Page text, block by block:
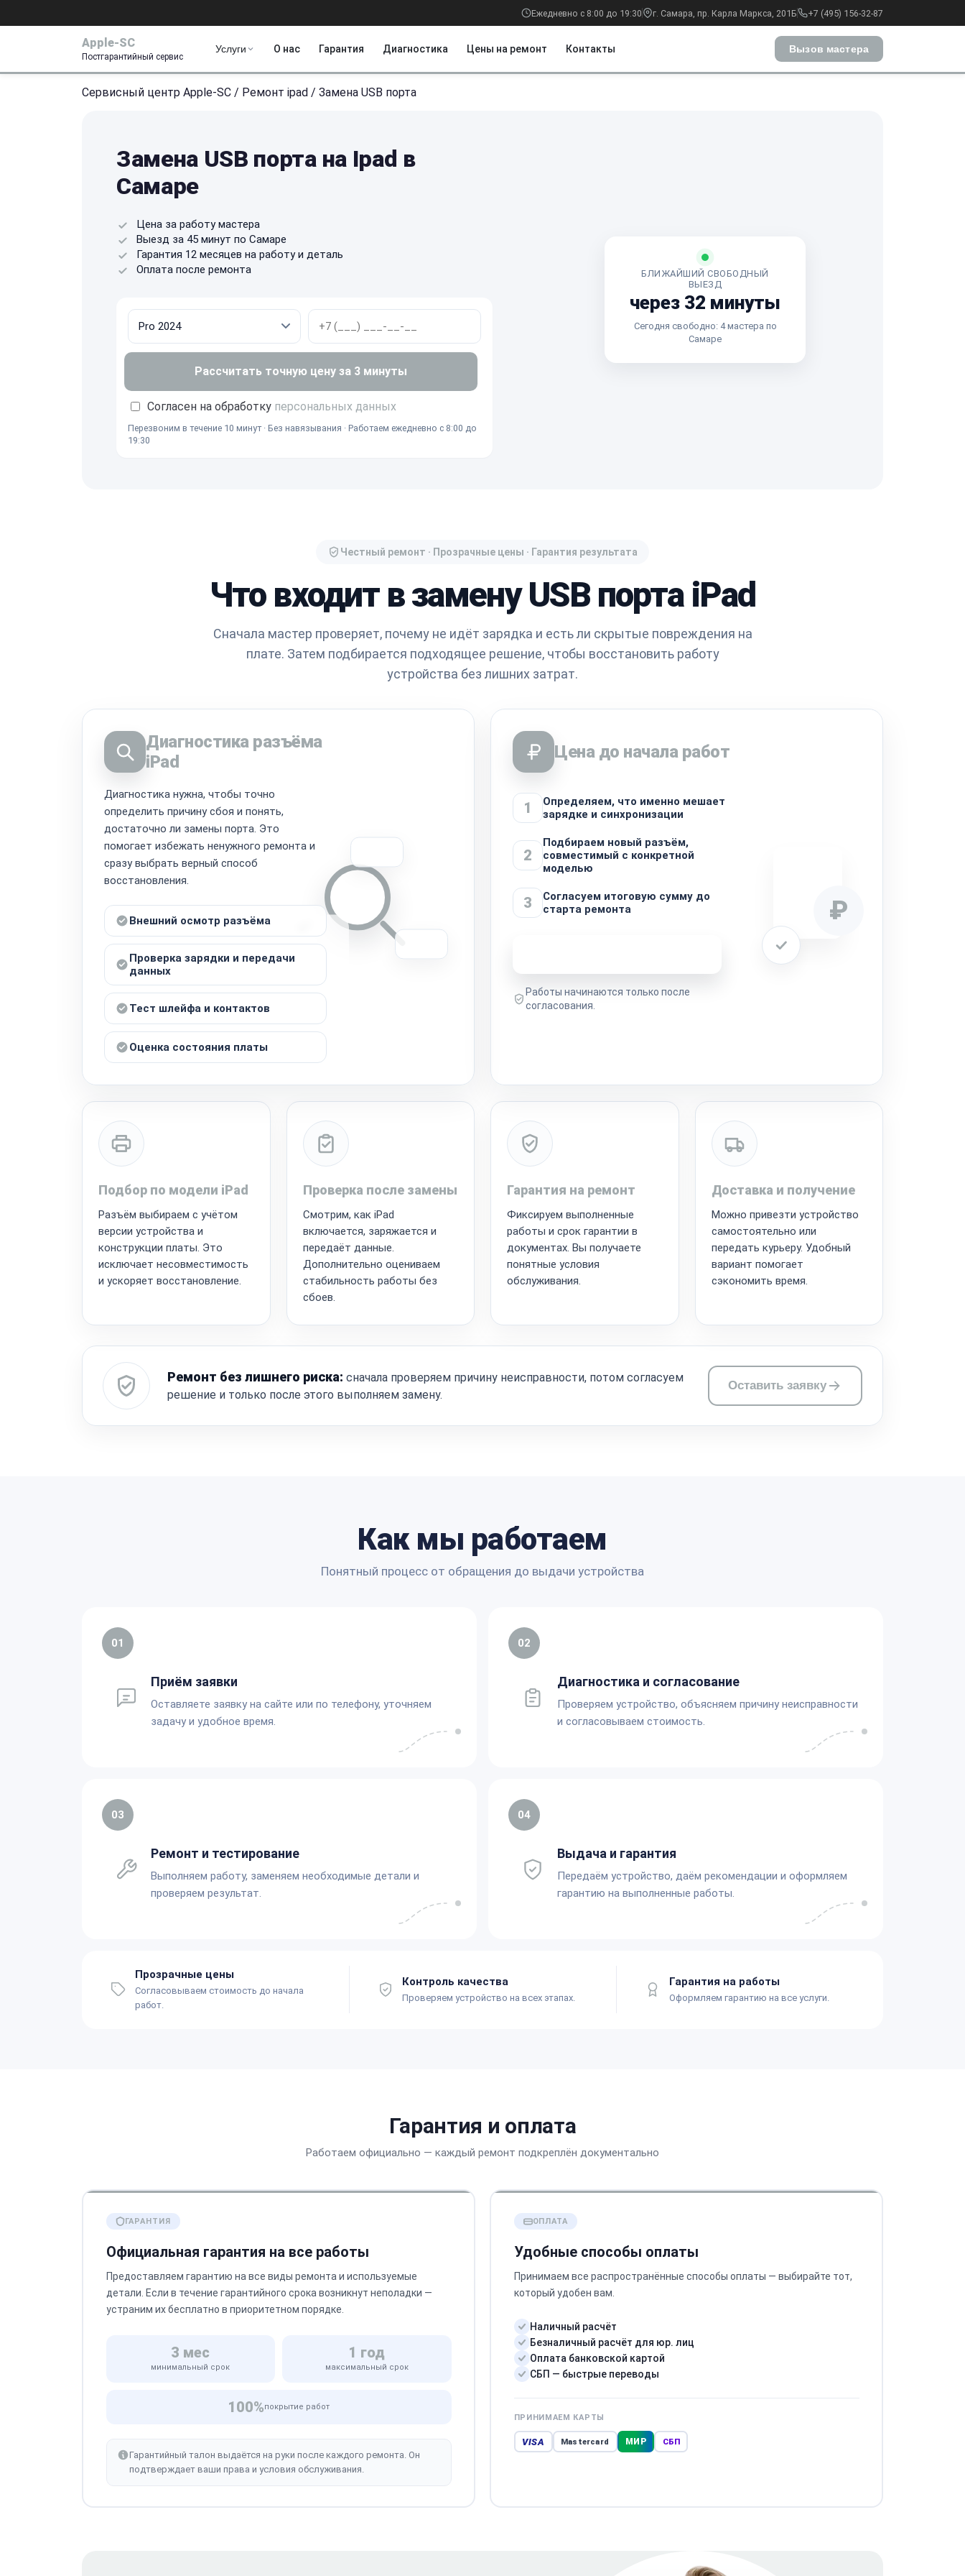
Ежедневно с 8:00 до 19:30 г. Самара, пр. Карла Маркса, 201Б +7 (495) 156-32-87
Apple-SC
Постгарантийный сервис
Услуги О нас Гарантия Диагностика Цены на ремонт Контакты Вызов мастера
Сервисный центр Apple-SC / Ремонт ipad / Замена USB порта
Замена USB порта на Ipad в
Самаре
Цена за работу мастера
Выезд за 45 минут по Самаре
Гарантия 12 месяцев на работу и деталь
Оплата после ремонта
Рассчитать точную цену за 3 минуты
Согласен на обработку персональных данных
Перезвоним в течение 10 минут · Без навязывания · Работаем ежедневно с 8:00 до
19:30
БЛИЖАЙШИЙ СВОБОДНЫЙ
ВЫЕЗД
через 32 минуты
Сегодня свободно: 4 мастера по
Самаре
Честный ремонт · Прозрачные цены · Гарантия результата
Что входит в замену USB порта iPad
Сначала мастер проверяет, почему не идёт зарядка и есть ли скрытые повреждения на
плате. Затем подбирается подходящее решение, чтобы восстановить работу
устройства без лишних затрат.
Диагностика разъёма
iPad
Диагностика нужна, чтобы точно
определить причину сбоя и понять,
достаточно ли замены порта. Это
помогает избежать ненужного ремонта и
сразу выбрать верный способ
восстановления.
Внешний осмотр разъёма
Проверка зарядки и передачи
данных
Тест шлейфа и контактов
Оценка состояния платы
Цена до начала работ
1
Определяем, что именно мешает
зарядке и синхронизации
2
Подбираем новый разъём,
совместимый с конкретной
моделью
3
Согласуем итоговую сумму до
старта ремонта
Работы начинаются только после
согласования.
₽
Подбор по модели iPad
Разъём выбираем с учётом
версии устройства и
конструкции платы. Это
исключает несовместимость
и ускоряет восстановление.
Проверка после замены
Смотрим, как iPad
включается, заряжается и
передаёт данные.
Дополнительно оцениваем
стабильность работы без
сбоев.
Гарантия на ремонт
Фиксируем выполненные
работы и срок гарантии в
документах. Вы получаете
понятные условия
обслуживания.
Доставка и получение
Можно привезти устройство
самостоятельно или
передать курьеру. Удобный
вариант помогает
сэкономить время.
Ремонт без лишнего риска: сначала проверяем причину неисправности, потом согласуем
решение и только после этого выполняем замену.
Оставить заявку
Как мы работаем
Понятный процесс от обращения до выдачи устройства
01
Приём заявки
Оставляете заявку на сайте или по телефону, уточняем
задачу и удобное время.
02
Диагностика и согласование
Проверяем устройство, объясняем причину неисправности
и согласовываем стоимость.
03
Ремонт и тестирование
Выполняем работу, заменяем необходимые детали и
проверяем результат.
04
Выдача и гарантия
Передаём устройство, даём рекомендации и оформляем
гарантию на выполненные работы.
Прозрачные цены
Согласовываем стоимость до начала
работ.
Контроль качества
Проверяем устройство на всех этапах.
Гарантия на работы
Оформляем гарантию на все услуги.
Гарантия и оплата
Работаем официально — каждый ремонт подкреплён документально
ГАРАНТИЯ
Официальная гарантия на все работы
Предоставляем гарантию на все виды ремонта и используемые
детали. Если в течение гарантийного срока возникнут неполадки —
устраним их бесплатно в приоритетном порядке.
3 мес
минимальный срок
1 год
максимальный срок
100%покрытие работ
Гарантийный талон выдаётся на руки после каждого ремонта. Он
подтверждает ваши права и условия обслуживания.
ОПЛАТА
Удобные способы оплаты
Принимаем все распространённые способы оплаты — выбирайте тот,
который удобен вам.
Наличный расчёт
Безналичный расчёт для юр. лиц
Оплата банковской картой
СБП — быстрые переводы
ПРИНИМАЕМ КАРТЫ
VISA Mastercard МИР СБП